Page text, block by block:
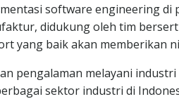
software engineering di
didukung oleh tim
yang baik akan memberikan
pengalaman melayani
sektor industri di